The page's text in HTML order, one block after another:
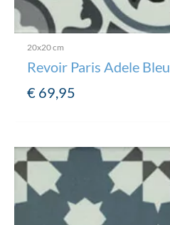
20x20 cm
Revoir Paris Adele Bleu
€ 69,95